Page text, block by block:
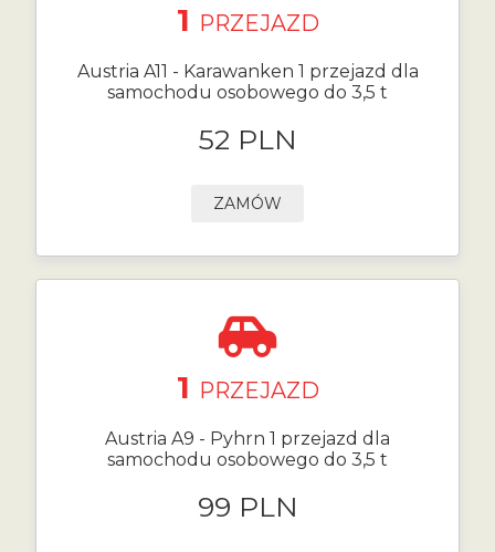
1 PRZEJAZD
Austria A11 - Karawanken 1 przejazd dla
samochodu osobowego do 3,5 t
52 PLN
ZAMÓW
1 PRZEJAZD
Austria A9 - Pyhrn 1 przejazd dla
samochodu osobowego do 3,5 t
99 PLN